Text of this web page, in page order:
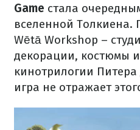
Game стала
вселенной Толкиена.
Wētā Workshop –
декорации, костюмы
кинотрилогии
игра не отражает